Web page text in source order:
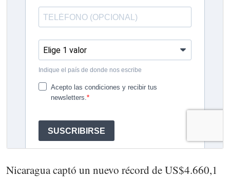
Nicaragua captó un nuevo récord de US$4.660,1